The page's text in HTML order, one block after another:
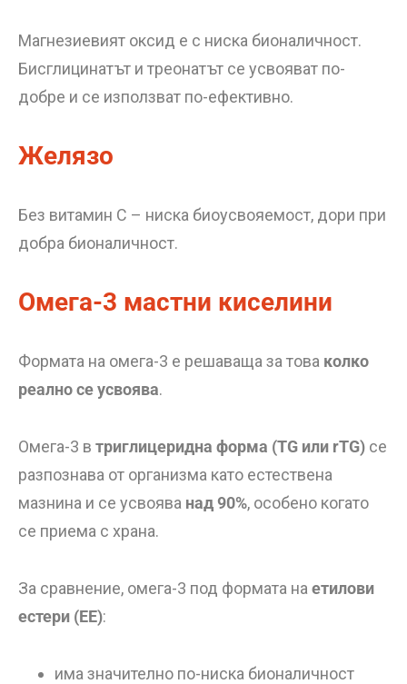
Магнезиевият оксид е с ниска бионаличност.
Бисглицинатът и треонатът се усвояват по-
добре и се използват по-ефективно.
Желязо
Без витамин C – ниска биоусвояемост, дори при
добра бионаличност.
Омега-3 мастни киселини
Формата на омега-3 е решаваща за това колко
реално се усвоява.
Омега-3 в триглицеридна форма (TG или rTG) се
разпознава от организма като естествена
мазнина и се усвоява над 90%, особено когато
се приема с храна.
За сравнение, омега-3 под формата на етилови
естери (EE):
има значително по-ниска бионаличност